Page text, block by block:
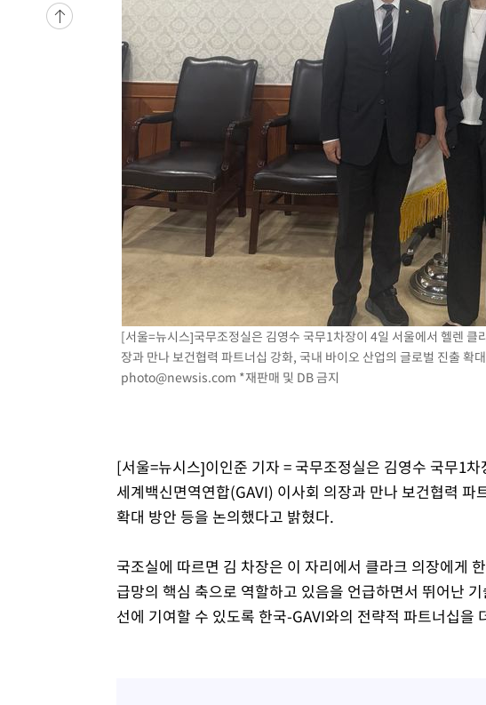
[서울=뉴시스]국무조정실은 김영수 국무1차장이 4일 서울에서 헬렌
장과 만나 보건협력 파트너십 강화, 국내 바이오 산업의 글로벌 진출 확
photo@newsis.com *재판매 및 DB 금지
[서울=뉴시스]이인준 기자 = 국무조정실은 김영수 국무1
세계백신면역연합(GAVI) 이사회 의장과 만나 보건협력
확대 방안 등을 논의했다고 밝혔다.
국조실에 따르면 김 차장은 이 자리에서 클라크 의장에게
급망의 핵심 축으로 역할하고 있음을 언급하면서 뛰어난
선에 기여할 수 있도록 한국-GAVI와의 전략적 파트너십을